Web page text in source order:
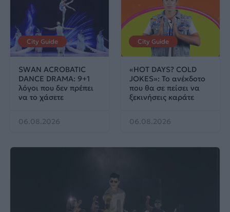
City Guide
SWAN ACROBATIC
DANCE DRAMA: 9+1
λόγοι που δεν πρέπει
να το χάσετε
06.08.2026
City Guide
«HOT DAYS? COLD
JOKES»: Το ανέκδοτο
που θα σε πείσει να
ξεκινήσεις καράτε
06.08.2026